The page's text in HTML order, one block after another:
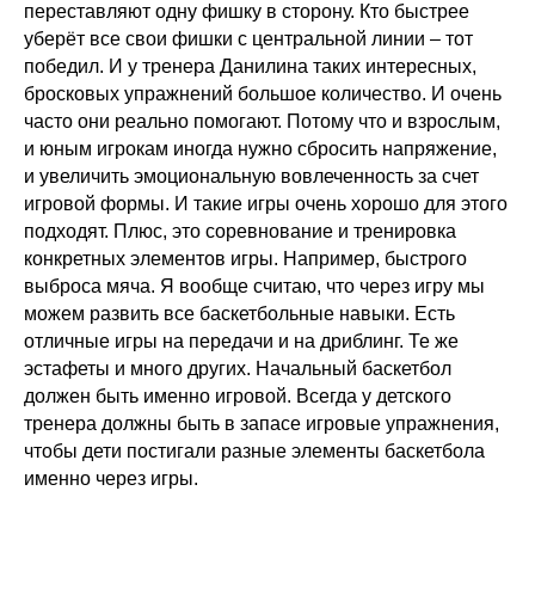
переставляют одну фишку в сторону. Кто быстрее
уберёт все свои фишки с центральной линии – тот
победил. И у тренера Данилина таких интересных,
бросковых упражнений большое количество. И очень
часто они реально помогают. Потому что и взрослым,
и юным игрокам иногда нужно сбросить напряжение,
и увеличить эмоциональную вовлеченность за счет
игровой формы. И такие игры очень хорошо для этого
подходят. Плюс, это соревнование и тренировка
конкретных элементов игры. Например, быстрого
выброса мяча. Я вообще считаю, что через игру мы
можем развить все баскетбольные навыки. Есть
отличные игры на передачи и на дриблинг. Те же
эстафеты и много других. Начальный баскетбол
должен быть именно игровой. Всегда у детского
тренера должны быть в запасе игровые упражнения,
чтобы дети постигали разные элементы баскетбола
именно через игры.